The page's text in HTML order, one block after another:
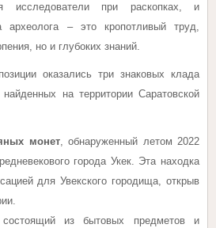
исследователи при раскопках, и
археолога – это кропотливый труд,
но и глубоких знаний.
оказались три знаковых клада
на территории Саратовской
монет, обнаруженный летом 2022
города Укек. Эта находка
для Увекского городища, открыв
из бытовых предметов и